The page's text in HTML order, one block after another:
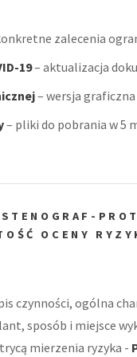
zalecenia
19– aktualizacja
– wersja graficzna
– pliki do pobrania w 5
STENOGRAF-
OCENY
czynności, ogólna
sposób i miejsce
mierzenia ryzyka -